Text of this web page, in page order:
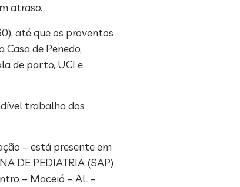
atraso.
até que os proventos
de Penedo,
de parto, UCI e
trabalho dos
– está presente em
DE PEDIATRIA (SAP)
– Maceió – AL –